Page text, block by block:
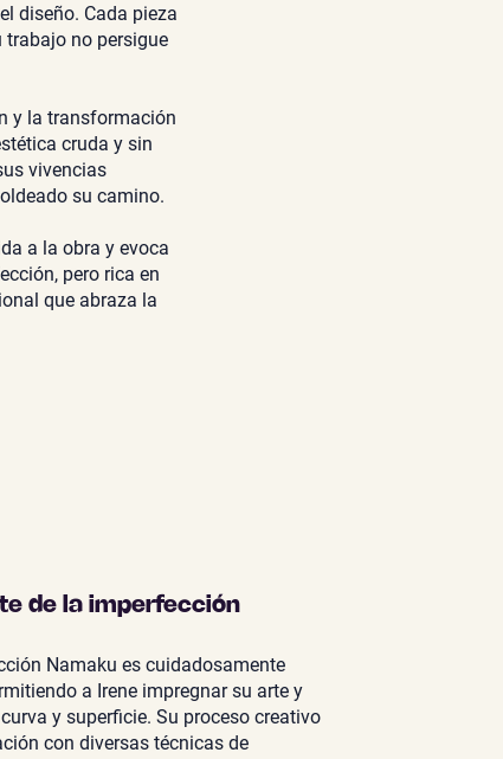
diseño. Cada pieza
no persigue
y la transformación
cruda y sin
vivencias
su camino.
a la obra y evoca
pero rica en
que abraza la
de la imperfección
Namaku es cuidadosamente
a Irene impregnar su arte y
y superficie. Su proceso creativo
con diversas técnicas de